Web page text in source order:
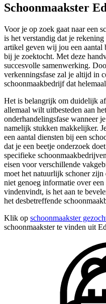
Schoonmaakster
Voor je op zoek gaat naar een
is het verstandig dat je
artikel geven wij jou een aantal
bij je zoektocht. Met deze
succesvolle samenwerking.
verkenningsfase zal je altijd in
schoonmaakbedrijf dat
Het is belangrijk om duidelijk
allemaal wilt uitbesteden aan
onderhandelingsfase wanneer
namelijk stukken makkelijker.
een aantal diensten bij een
dat je een beetje onderzoek
specifieke
eisen voor verschillende
moet het natuurlijk schoner
niet genoeg informatie over
vindenvindt, is het aan te
het desbetreffende
Klik op schoonmaakster
schoonmaakster te vinden uit